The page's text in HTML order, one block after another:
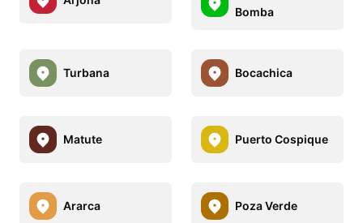
Bomba
Turbana Bocachica
Matute Puerto Cospique
Ararca Poza Verde